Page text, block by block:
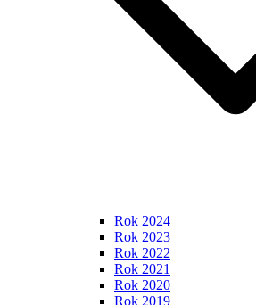
Rok 2024
Rok 2023
Rok 2022
Rok 2021
Rok 2020
Rok 2019